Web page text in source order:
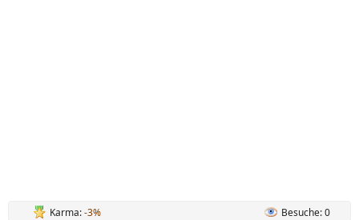
Karma:-3% Besuche: 0